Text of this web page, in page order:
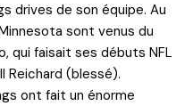
drives de son équipe. Au
sont venus du
qui faisait ses débuts NFL
Reichard (blessé).
ont fait un énorme